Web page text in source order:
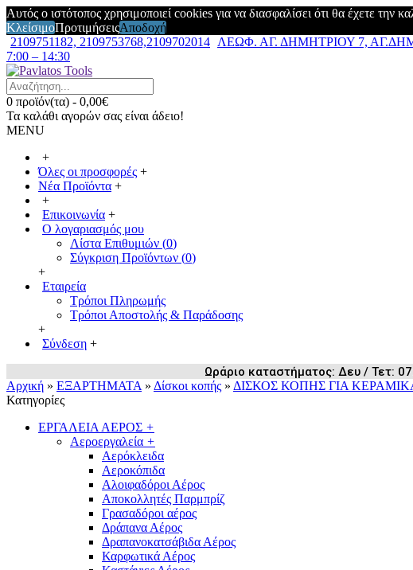
Αυτός ο ιστότοπος χρησιμοποιεί cookies για να διασφαλίσει ότι θα έχετε την
ΚλείσιμοΠροτιμήσειςΑποδοχή
2109751182, 2109753768,2109702014 ΛΕΩΦ. ΑΓ. ΔΗΜΗΤΡΙΟΥ 7,
7:00 – 14:30
0 προϊόν(τα) - 0,00€
Τα καλάθι αγορών σας είναι άδειο!
MENU
+
Όλες οι προσφορές +
Νέα Προϊόντα +
+
Επικοινωνία +
Ο λογαριασμός μου
Λίστα Επιθυμιών (0)
Σύγκριση Προϊόντων (0)
+
Εταιρεία
Τρόποι Πληρωμής
Τρόποι Αποστολής & Παράδοσης
+
Σύνδεση +
Ωράριο καταστήματος: Δευ / Τετ:
Αρχική » ΕΞΑΡΤΗΜΑΤΑ » Δίσκοι κοπής » ΔΙΣΚΟΣ ΚΟΠΗΣ ΓΙΑ
Κατηγορίες
ΕΡΓΑΛΕΙΑ ΑΕΡΟΣ +
Αεροεργαλεία +
Αερόκλειδα
Αεροκόπιδα
Αλοιφαδόροι Αέρος
Αποκολλητές Παρμπρίζ
Γρασαδόροι αέρος
Δράπανα Αέρος
Δραπανοκατσάβιδα Αέρος
Καρφωτικά Αέρος